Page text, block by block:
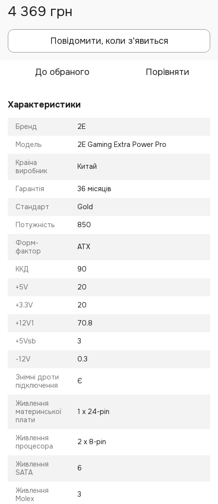
4 369 грн
Повідомити, коли з'явиться
До обраного Порівняти
Характеристики
Бренд 2E
Модель 2E Gaming Extra Power Pro
Країна
виробник
Китай
Гарантія 36 місяців
Стандарт Gold
Потужність 850
Форм-
фактор
ATX
ККД 90
+5V 20
+3.3V 20
+12V1 70.8
+5Vsb 3
-12V 0.3
Знімні дроти
підключення
Є
Живлення
материнської
плати
1 х 24-pin
Живлення
процесора
2 х 8-pin
Живлення
SATA
6
Живлення
Molex
3